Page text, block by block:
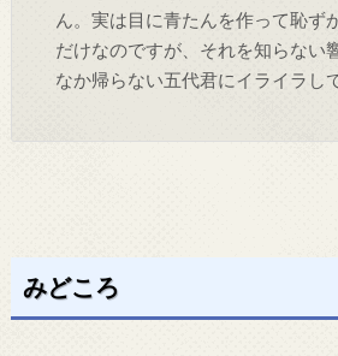
ん。実は目に青たんを作って恥ず
だけなのですが、それを知らない
なか帰らない五代君にイライラし
みどころ